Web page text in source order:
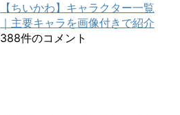
【ちいかわ】キャラクター一覧
｜主要キャラを画像付きで紹介
388件のコメント